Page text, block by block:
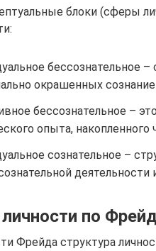
блоки (сферы
бессознательное
окрашенных
бессознательное –
опыта,
сознательное –
деятельности
по
Фрейда структура